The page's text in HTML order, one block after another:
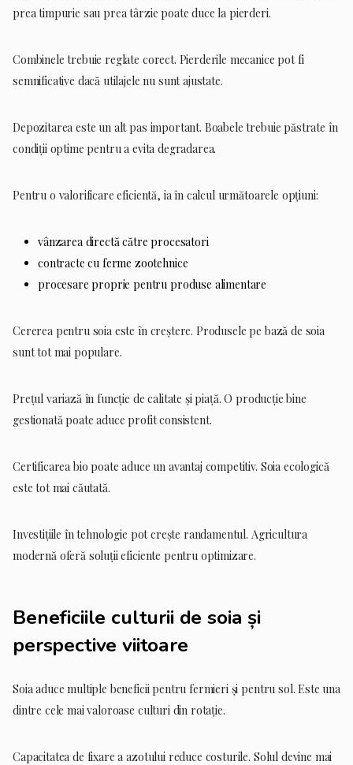
prea timpurie sau prea târzie poate duce la pierderi.
Combinele trebuie reglate corect. Pierderile mecanice pot fi
semnificative dacă utilajele nu sunt ajustate.
Depozitarea este un alt pas important. Boabele trebuie păstrate în
condiții optime pentru a evita degradarea.
Pentru o valorificare eficientă, ia în calcul următoarele opțiuni:
vânzarea directă către procesatori
contracte cu ferme zootehnice
procesare proprie pentru produse alimentare
Cererea pentru soia este în creștere. Produsele pe bază de soia
sunt tot mai populare.
Prețul variază în funcție de calitate și piață. O producție bine
gestionată poate aduce profit consistent.
Certificarea bio poate aduce un avantaj competitiv. Soia ecologică
este tot mai căutată.
Investițiile în tehnologie pot crește randamentul. Agricultura
modernă oferă soluții eficiente pentru optimizare.
Beneficiile culturii de soia și
perspective viitoare
Soia aduce multiple beneficii pentru fermieri și pentru sol. Este una
dintre cele mai valoroase culturi din rotație.
Capacitatea de fixare a azotului reduce costurile. Solul devine mai